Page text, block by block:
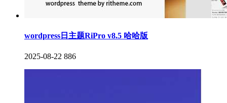
wordpress日主题RiPro v8.5 哈哈版
2025-08-22 886